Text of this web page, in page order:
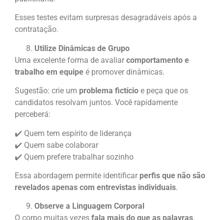
Esses testes evitam surpresas desagradáveis após a
contratação.
Utilize Dinâmicas de Grupo
Uma excelente forma de avaliar comportamento e
trabalho em equipe é promover dinâmicas.
Sugestão: crie um problema fictício e peça que os
candidatos resolvam juntos. Você rapidamente
perceberá:
✔️ Quem tem espírito de liderança
✔️ Quem sabe colaborar
✔️ Quem prefere trabalhar sozinho
Essa abordagem permite identificar perfis que não são
revelados apenas com entrevistas individuais.
Observe a Linguagem Corporal
O corpo muitas vezes fala mais do que as palavras.